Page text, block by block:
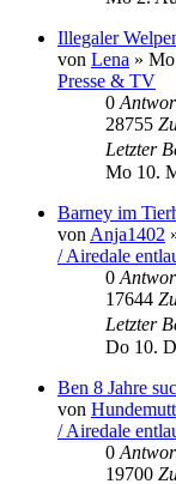
Illegaler
von Lena »
Presse & TV
0
28755
Letzter
Mo 10.
Barney im
vonAnja1402
/ Airedale
0
17644
Letzter
Do 10.
Ben 8 Jahre
von
/ Airedale
0
19700